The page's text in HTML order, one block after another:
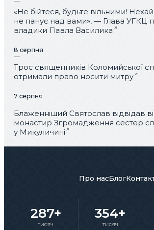
«Не бійтеся, будьте вільними!
не панує над вами», — Глава УГКЦ
владики Павла Василика
8 серпня
Троє священників Коломийської
отримали право носити митру
7 серпня
Блаженніший Святослав відвідав
монастир Згромадження сестер
у Микуличині
Про насБлог
287+
тисяч
354+
тисяч